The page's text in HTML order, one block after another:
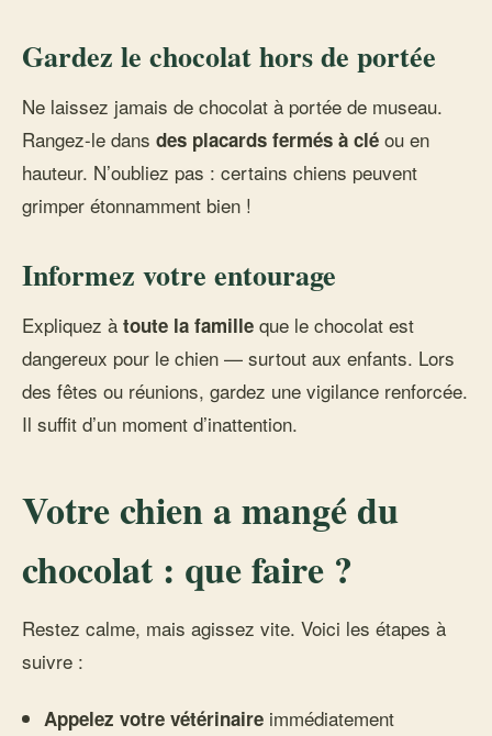
Gardez le chocolat hors de portée
Ne laissez jamais de chocolat à portée de museau.
Rangez-le dans des placards fermés à clé ou en
hauteur. N’oubliez pas : certains chiens peuvent
grimper étonnamment bien !
Informez votre entourage
Expliquez à toute la famille que le chocolat est
dangereux pour le chien — surtout aux enfants. Lors
des fêtes ou réunions, gardez une vigilance renforcée.
Il suffit d’un moment d’inattention.
Votre chien a mangé du
chocolat : que faire ?
Restez calme, mais agissez vite. Voici les étapes à
suivre :
Appelez votre vétérinaire immédiatement